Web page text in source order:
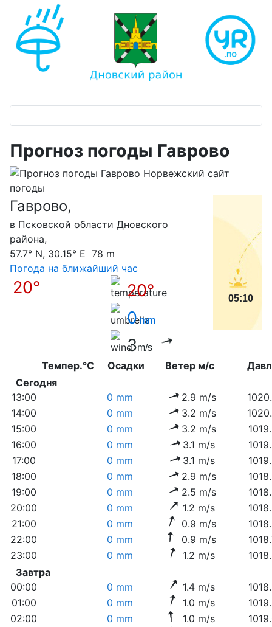
Прогноз погоды Гаврово
Гаврово,
в Псковской области Дновского
района,
57.7° N, 30.15° E 78 m
Погода на ближайший час
20°
20°
0mm
3m/s
05:10
Темпер.°C Осадки Ветер м/с
Сегодня
13:00
0 mm 2.9 m/s
14:00
0 mm 3.2 m/s
15:00
0 mm 3.2 m/s
16:00
0 mm 3.1 m/s
17:00
0 mm 3.1 m/s
18:00
0 mm 2.9 m/s
19:00
0 mm 2.5 m/s
20:00
0 mm 1.2 m/s
21:00
0 mm 0.9 m/s
22:00
0 mm 0.9 m/s
23:00
0 mm 1.2 m/s
Завтра
00:00
0 mm 1.4 m/s
01:00
0 mm 1.0 m/s
02:00
0 mm 1.0 m/s